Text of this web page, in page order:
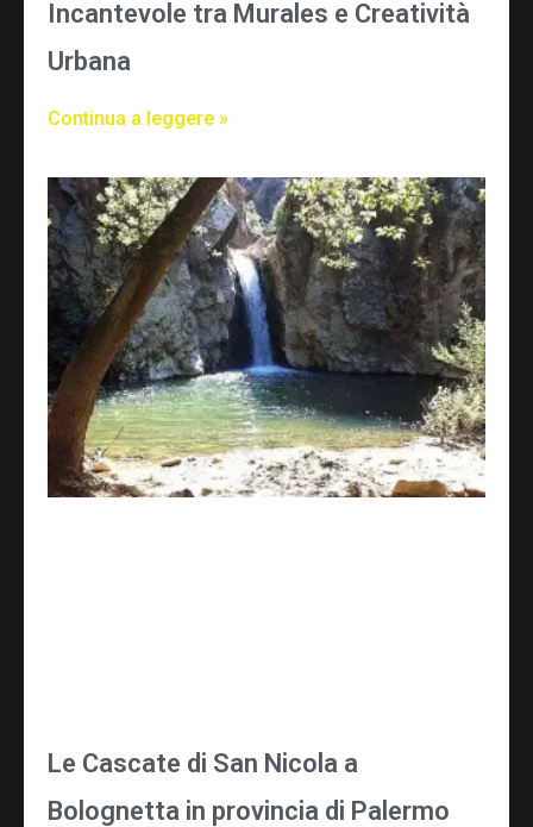
Incantevole tra Murales e Creatività
Urbana
Continua a leggere »
Le Cascate di San Nicola a
Bolognetta in provincia di Palermo